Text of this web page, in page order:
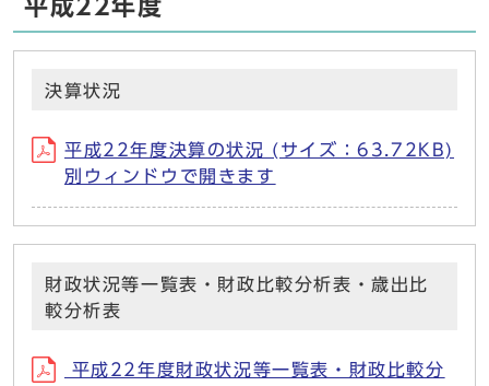
平成22年度
決算状況
平成22年度決算の状況 (サイズ：63.72KB)
別ウィンドウで開きます
財政状況等一覧表・財政比較分析表・歳出比
較分析表
平成22年度財政状況等一覧表・財政比較分